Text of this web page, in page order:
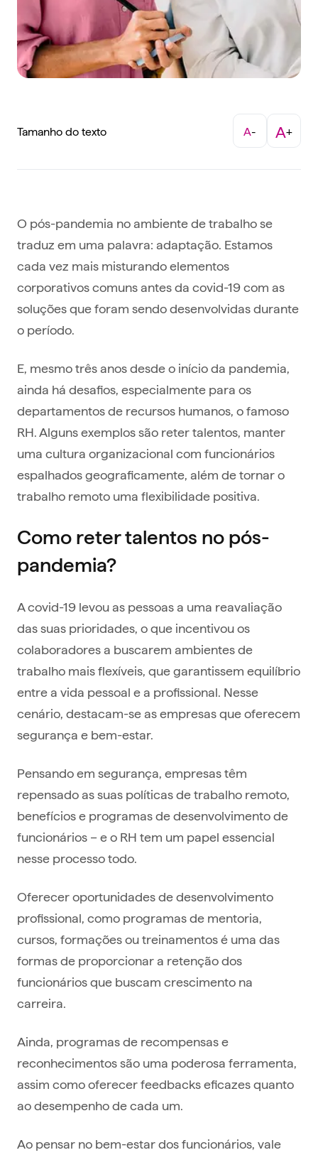
Tamanho do texto A- A+
O pós-pandemia no ambiente de trabalho se
traduz em uma palavra: adaptação. Estamos
cada vez mais misturando elementos
corporativos comuns antes da covid-19 com as
soluções que foram sendo desenvolvidas durante
o período.
E, mesmo três anos desde o início da pandemia,
ainda há desafios, especialmente para os
departamentos de recursos humanos, o famoso
RH. Alguns exemplos são reter talentos, manter
uma cultura organizacional com funcionários
espalhados geograficamente, além de tornar o
trabalho remoto uma flexibilidade positiva.
Como reter talentos no pós-
pandemia?
A covid-19 levou as pessoas a uma reavaliação
das suas prioridades, o que incentivou os
colaboradores a buscarem ambientes de
trabalho mais flexíveis, que garantissem equilíbrio
entre a vida pessoal e a profissional. Nesse
cenário, destacam-se as empresas que oferecem
segurança e bem-estar.
Pensando em segurança, empresas têm
repensado as suas políticas de trabalho remoto,
benefícios e programas de desenvolvimento de
funcionários – e o RH tem um papel essencial
nesse processo todo.
Oferecer oportunidades de desenvolvimento
profissional, como programas de mentoria,
cursos, formações ou treinamentos é uma das
formas de proporcionar a retenção dos
funcionários que buscam crescimento na
carreira.
Ainda, programas de recompensas e
reconhecimentos são uma poderosa ferramenta,
assim como oferecer feedbacks eficazes quanto
ao desempenho de cada um.
Ao pensar no bem-estar dos funcionários, vale